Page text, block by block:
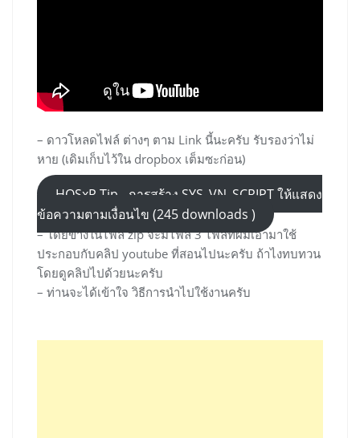
– ดาวโหลดไฟล์ ต่างๆ ตาม Link นี้นะครับ รับรองว่าไม่
หาย (เดิมเก็บไว้ใน dropbox เต็มซะก่อน)
HOSxP Tip - การสร้าง SYS_VN_SCRIPT ให้แสดง
ข้อความตามเงื่อนไข (245 downloads )
– โดยข้างในไฟล์ zip จะมีไฟล์ 3 ไฟล์ที่ผมเอามาใช้
ประกอบกับคลิป youtube ที่สอนไปนะครับ ถ้าไงทบทวน
โดยดูคลิปไปด้วยนะครับ
– ท่านจะได้เข้าใจ วิธีการนำไปใช้งานครับ